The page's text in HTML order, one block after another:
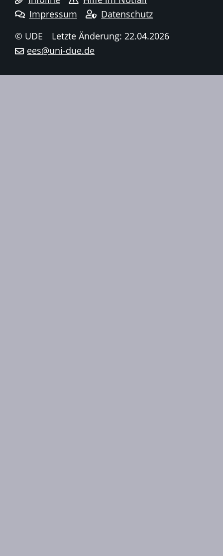
Impressum
Datenschutz
© UDE
Letzte Änderung: 22.04.2026
ees@uni-due.de